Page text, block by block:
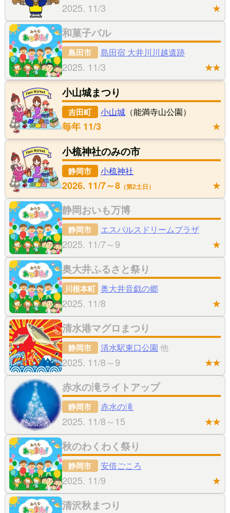
2025. 11/3 ★
和菓子バル
島田市 島田宿 大井川川越遺跡
2025. 11/3 ★★
小山城まつり
吉田町 小山城（能満寺山公園）
毎年 11/3 ★
小梳神社のみの市
静岡市 小梳神社
2026. 11/7～8 第2土日 ★
静岡おいも万博
静岡市 エスパルスドリームプラザ
2025. 11/7～9 ★
奥大井ふるさと祭り
川根本町 奥大井音戯の郷
2025. 11/8 ★
清水港マグロまつり
静岡市 清水駅東口公園 他
2025. 11/8～9 ★★
赤水の滝ライトアップ
静岡市 赤水の滝
2025. 11/8～15 ★★
秋のわくわく祭り
静岡市 安倍ごころ
2025. 11/9 ★
清沢秋まつり